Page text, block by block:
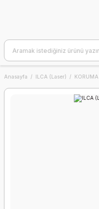
Anasayfa ILCA (Laser)